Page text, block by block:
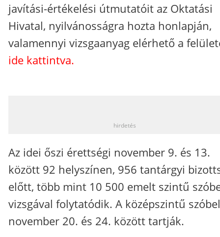
javítási-értékelési útmutatóit az Oktatási
Hivatal, nyilvánosságra hozta honlapján,
valamennyi vizsgaanyag elérhető a
ide kattintva.
hirdetés
Az idei őszi érettségi november 9. és 13.
között 92 helyszínen, 956 tantárgyi
előtt, több mint 10 500 emelt szintű
vizsgával folytatódik. A középszintű
november 20. és 24. között tartják.